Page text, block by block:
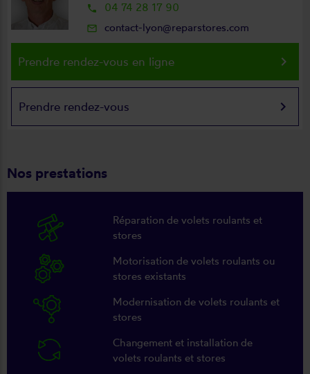
local_phone 04 74 28 17 90
mail_outline contact-lyon@reparstores.com
Prendre rendez-vous en ligne keyboard_arrow_right
Prendre rendez-vous keyboard_arrow_right
Nos prestations
Réparation de volets roulants et
stores
Motorisation de volets roulants ou
stores existants
Modernisation de volets roulants et
stores
Changement et installation de
volets roulants et stores